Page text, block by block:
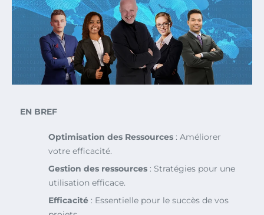
EN BREF
Optimisation des Ressources : Améliorer
votre efficacité.
Gestion des ressources : Stratégies pour une
utilisation efficace.
Efficacité : Essentielle pour le succès de vos